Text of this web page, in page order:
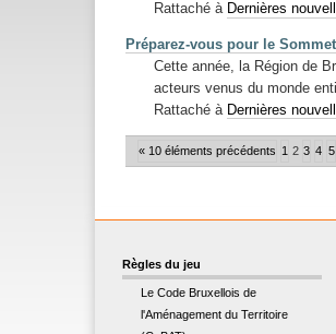
Rattaché à Dernières
Préparez-vous pour le
Cette année, la Région de
acteurs venus du monde
Rattaché à Dernières
« 10 éléments précédents 1 2 3 4 5
Règles du jeu
Le Code Bruxellois de
l'Aménagement du Territoire